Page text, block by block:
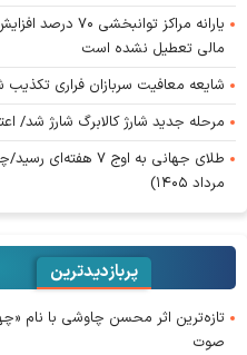
یارانه مراکز
مالی تعطیل نشده است
شایعه معافیت سربازان فراری تکذیب
مرحله جدید شارژ کالابرگ شارژ شد/
مرداد ۱۴۰۵)
پربازدیدترین
صوت